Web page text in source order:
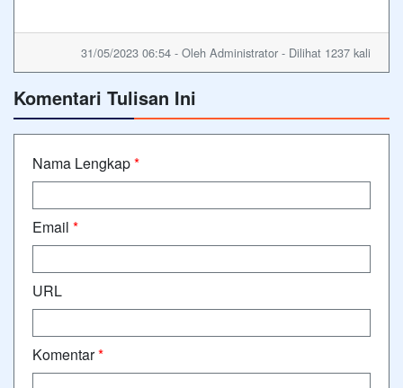
31/05/2023 06:54 - Oleh Administrator - Dilihat 1237 kali
Komentari Tulisan Ini
Nama Lengkap*
Email *
URL
Komentar*